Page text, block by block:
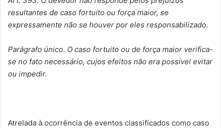
resultantes de caso fortuito ou força maior, se
expressamente não se houver por eles responsabilizado.
Parágrafo único. O caso fortuito ou de força maior verifica-
se no fato necessário, cujos efeitos não era possível evitar
ou impedir.
Atrelada à ocorrência de eventos classificados como caso